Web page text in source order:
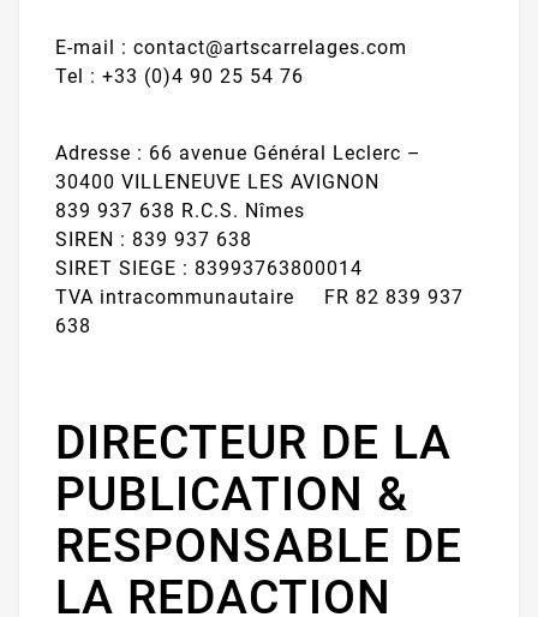
E-mail : contact@artscarrelages.com
Tel : +33 (0)4 90 25 54 76
Adresse : 66 avenue Général Leclerc –
30400 VILLENEUVE LES AVIGNON
839 937 638 R.C.S. Nîmes
SIREN : 839 937 638
SIRET SIEGE : 83993763800014
TVA intracommunautaire FR 82 839 937
638
DIRECTEUR DE LA
PUBLICATION &
RESPONSABLE DE
LA REDACTION